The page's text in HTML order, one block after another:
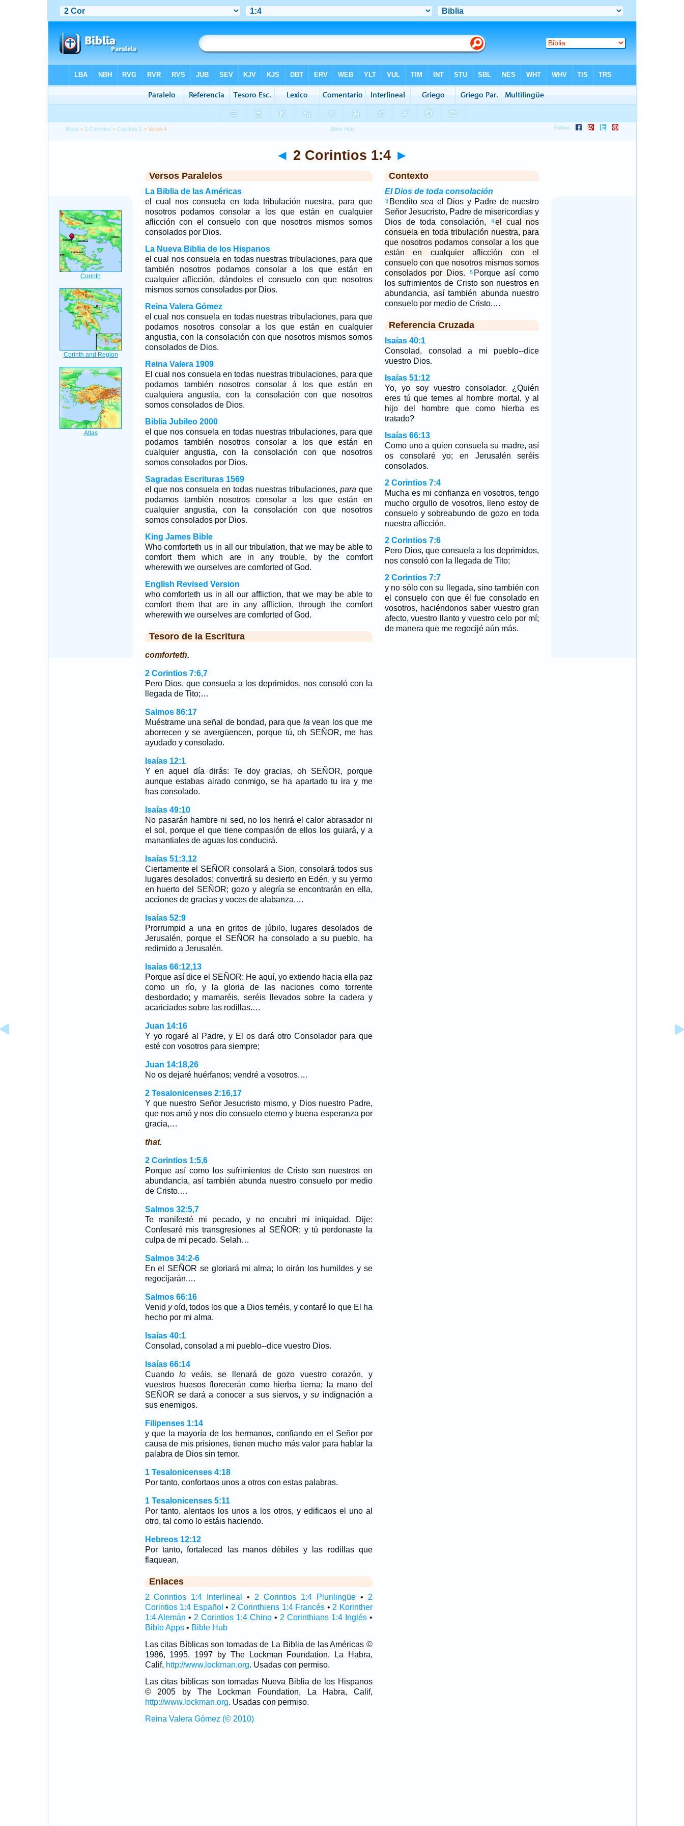
Biblia > 2 Corintios >Capítulo 1 > Verso 4
◄ 2 Corintios 1:4 ►
Versos Paralelos
La Biblia de las Américas
el cual nos consuela en toda tribulación nuestra, para que
nosotros podamos consolar a los que están en cualquier
aflicción con el consuelo con que nosotros mismos somos
consolados por Dios.
La Nueva Biblia de los Hispanos
el cual nos consuela en todas nuestras tribulaciones, para que
también nosotros podamos consolar a los que están en
cualquier aflicción, dándoles el consuelo con que nosotros
mismos somos consolados por Dios.
Reina Valera Gómez
el cual nos consuela en todas nuestras tribulaciones, para que
podamos nosotros consolar a los que están en cualquier
angustia, con la consolación con que nosotros mismos somos
consolados de Dios.
Reina Valera 1909
El cual nos consuela en todas nuestras tribulaciones, para que
podamos también nosotros consolar á los que están en
cualquiera angustia, con la consolación con que nosotros
somos consolados de Dios.
Biblia Jubileo 2000
el que nos consuela en todas nuestras tribulaciones, para que
podamos también nosotros consolar a los que están en
cualquier angustia, con la consolación con que nosotros
somos consolados por Dios.
Sagradas Escrituras 1569
el que nos consuela en todas nuestras tribulaciones, para que
podamos también nosotros consolar a los que están en
cualquier angustia, con la consolación con que nosotros
somos consolados por Dios.
King James Bible
Who comforteth us in all our tribulation, that we may be able to
comfort them which are in any trouble, by the comfort
wherewith we ourselves are comforted of God.
English Revised Version
who comforteth us in all our affliction, that we may be able to
comfort them that are in any affliction, through the comfort
wherewith we ourselves are comforted of God.
Tesoro de la Escritura
comforteth.
2 Corintios 7:6,7
Pero Dios, que consuela a los deprimidos, nos consoló con la
llegada de Tito;…
Salmos 86:17
Muéstrame una señal de bondad, para que la vean los que me
aborrecen y se avergüencen, porque tú, oh SEÑOR, me has
ayudado y consolado.
Isaías 12:1
Y en aquel día dirás: Te doy gracias, oh SEÑOR, porque
aunque estabas airado conmigo, se ha apartado tu ira y me
has consolado.
Isaías 49:10
No pasarán hambre ni sed, no los herirá el calor abrasador ni
el sol, porque el que tiene compasión de ellos los guiará, y a
manantiales de aguas los conducirá.
Isaías 51:3,12
Ciertamente el SEÑOR consolará a Sion, consolará todos sus
lugares desolados; convertirá su desierto en Edén, y su yermo
en huerto del SEÑOR; gozo y alegría se encontrarán en ella,
acciones de gracias y voces de alabanza.…
Isaías 52:9
Prorrumpid a una en gritos de júbilo, lugares desolados de
Jerusalén, porque el SEÑOR ha consolado a su pueblo, ha
redimido a Jerusalén.
Isaías 66:12,13
Porque así dice el SEÑOR: He aquí, yo extiendo hacia ella paz
como un río, y la gloria de las naciones como torrente
desbordado; y mamaréis, seréis llevados sobre la cadera y
acariciados sobre las rodillas.…
Juan 14:16
Y yo rogaré al Padre, y El os dará otro Consolador para que
esté con vosotros para siempre;
Juan 14:18,26
No os dejaré huérfanos; vendré a vosotros.…
2 Tesalonicenses 2:16,17
Y que nuestro Señor Jesucristo mismo, y Dios nuestro Padre,
que nos amó y nos dio consuelo eterno y buena esperanza por
gracia,…
that.
2 Corintios 1:5,6
Porque así como los sufrimientos de Cristo son nuestros en
abundancia, así también abunda nuestro consuelo por medio
de Cristo.…
Salmos 32:5,7
Te manifesté mi pecado, y no encubrí mi iniquidad. Dije:
Confesaré mis transgresiones al SEÑOR; y tú perdonaste la
culpa de mi pecado. Selah…
Salmos 34:2-6
En el SEÑOR se gloriará mi alma; lo oirán los humildes y se
regocijarán.…
Salmos 66:16
Venid yoíd, todos los que a Dios teméis, y contaré lo que El ha
hecho por mi alma.
Isaías 40:1
Consolad, consolad a mi pueblo--dice vuestro Dios.
Isaías 66:14
Cuandolo veáis, se llenará de gozo vuestro corazón, y
vuestros huesos florecerán como hierba tierna; la mano del
SEÑOR se dará a conocer a sus siervos, ysu indignación a
sus enemigos.
Filipenses 1:14
y que la mayoría de los hermanos, confiando en el Señor por
causa de mis prisiones, tienen mucho más valor para hablar la
palabra de Dios sin temor.
1 Tesalonicenses 4:18
Por tanto, confortaos unos a otros con estas palabras.
1 Tesalonicenses 5:11
Por tanto, alentaos los unos a los otros, y edificaos el uno al
otro, tal como lo estáis haciendo.
Hebreos 12:12
Por tanto, fortaleced las manos débiles y las rodillas que
flaquean,
Enlaces
2 Corintios 1:4 Interlineal • 2 Corintios 1:4 Plurilingüe • 2
Corintios 1:4 Español • 2 Corinthiens 1:4 Francés • 2 Korinther
1:4 Alemán • 2 Corintios 1:4 Chino • 2 Corinthians 1:4 Inglés•
Bible Apps• Bible Hub
Las citas Bíblicas son tomadas de La Biblia de las Américas ©
1986, 1995, 1997 by The Lockman Foundation, La Habra,
Calif, http://www.lockman.org. Usadas con permiso.
Las citas bíblicas son tomadas Nueva Biblia de los Hispanos
© 2005 by The Lockman Foundation, La Habra, Calif,
http://www.lockman.org. Usadas con permiso.
Reina Valera Gómez (© 2010)
Contexto
El Dios de toda consolación
3 Benditosea el Dios y Padre de nuestro
Señor Jesucristo, Padre de misericordias y
Dios de toda consolación,
4el cual nos
consuela en toda tribulación nuestra, para
que nosotros podamos consolar a los que
están en cualquier aflicción con el
consuelo con que nosotros mismos somos
consolados por Dios.
5 Porque así como
los sufrimientos de Cristo son nuestros en
abundancia, así también abunda nuestro
consuelo por medio de Cristo.…
Referencia Cruzada
Isaías 40:1
Consolad, consolad a mi pueblo--dice
vuestro Dios.
Isaías 51:12
Yo, yo soy vuestro consolador. ¿Quién
eres tú que temes al hombre mortal, y al
hijo del hombre que como hierba es
tratado?
Isaías 66:13
Como uno a quien consuela su madre, así
os consolaré yo; en Jerusalén seréis
consolados.
2 Corintios 7:4
Mucha es mi confianza en vosotros, tengo
mucho orgullo de vosotros, lleno estoy de
consuelo y sobreabundo de gozo en toda
nuestra aflicción.
2 Corintios 7:6
Pero Dios, que consuela a los deprimidos,
nos consoló con la llegada de Tito;
2 Corintios 7:7
y no sólo con su llegada, sino también con
el consuelo con que él fue consolado en
vosotros, haciéndonos saber vuestro gran
afecto, vuestro llanto y vuestro celo por mí;
de manera que me regocijé aún más.